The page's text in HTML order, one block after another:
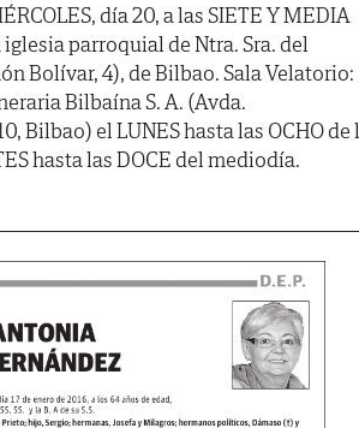
día 20, a las SIETE Y MEDIA
iglesia parroquial de Ntra. Sra. del
Bolívar, 4), de Bilbao. Sala Velatorio:
Bilbaína S. A. (Avda.
Bilbao) el LUNES hasta las OCHO de
hasta las DOCE del mediodía.